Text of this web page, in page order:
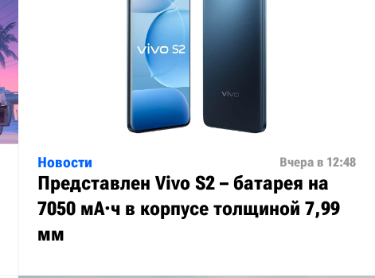
Новости Вчера в 12:48
Представлен Vivo S2 – батарея на
7050 мА·ч в корпусе толщиной 7,99
мм